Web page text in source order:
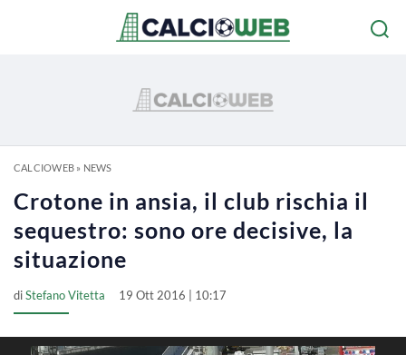
CALCIOWEB» NEWS
Crotone in ansia, il club rischia il
sequestro: sono ore decisive, la
situazione
diStefano Vitetta 19 Ott 2016 | 10:17